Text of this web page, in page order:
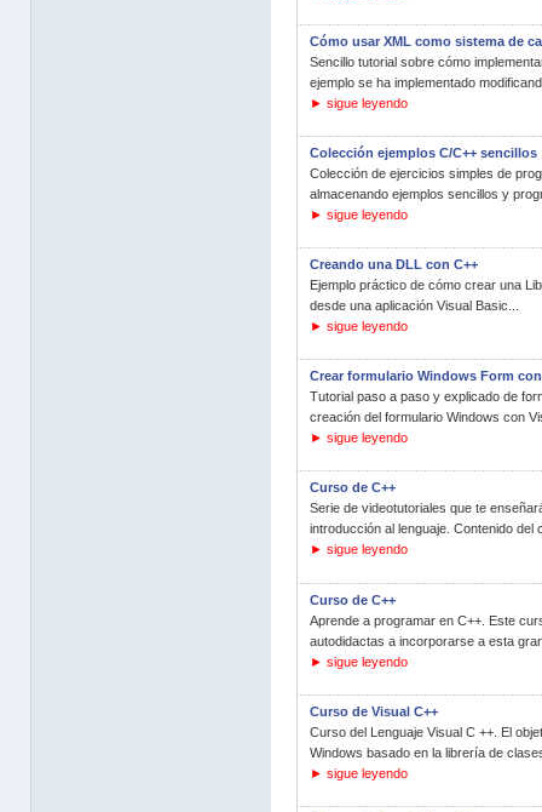
Cómo usar XML como sistema de
Sencillo tutorial sobre cómo
ejemplo se ha implementado
► sigue leyendo
Colección ejemplos C/C++ sencillos
Colección de ejercicios simples de
almacenando ejemplos sencillos y
► sigue leyendo
Creando una DLL con C++
Ejemplo práctico de cómo crear una
desde una aplicación Visual Basic...
► sigue leyendo
Crear formulario Windows Form con
Tutorial paso a paso y explicado de
creación del formulario Windows con
► sigue leyendo
Curso de C++
Serie de videotutoriales que te
introducción al lenguaje. Contenido del
► sigue leyendo
Curso de C++
Aprende a programar en C++. Este
autodidactas a incorporarse a esta
► sigue leyendo
Curso de Visual C++
Curso del Lenguaje Visual C ++. El
Windows basado en la librería de
► sigue leyendo